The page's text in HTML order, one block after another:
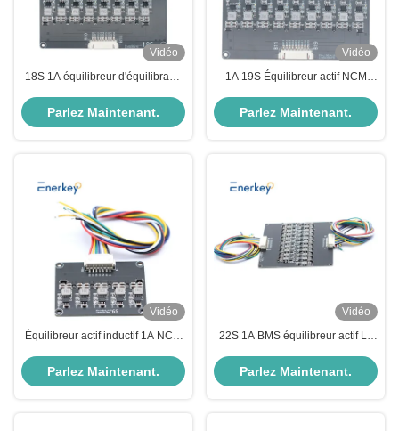
Vidéo
18S 1A équilibreur d'équilibrage
les décharges
Parlez Maintenant.
Vidéo
1A 19S Équilibreur actif NCM
batterie pour le stockage
Parlez Maintenant.
Vidéo
Équilibreur actif inductif 1A NCM
équilibreur de batterie
Parlez Maintenant.
Vidéo
22S 1A BMS équilibreur actif Li-
batterie pour scooter électrique
Parlez Maintenant.